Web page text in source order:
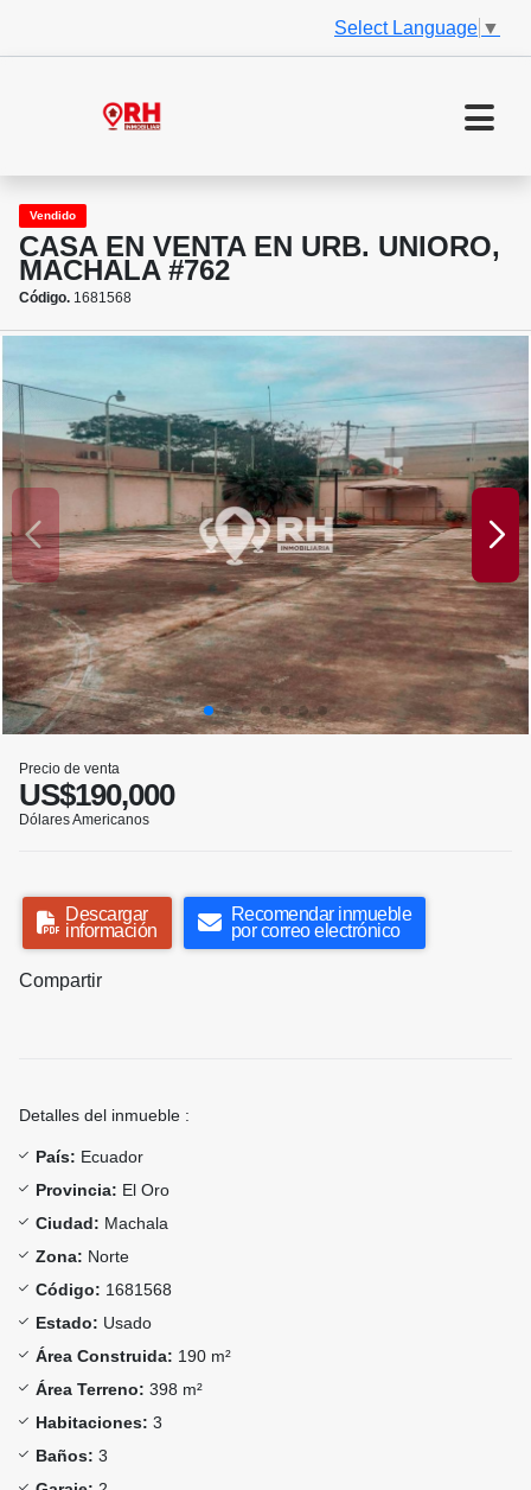
Select Language ▼
Vendido
CASA EN VENTA EN URB. UNIORO,
MACHALA #762
Código. 1681568
Precio de venta
US$190,000
Dólares Americanos
Descargar
información
Recomendar inmueble
por correo electrónico
Compartir
Detalles del inmueble :
País: Ecuador
Provincia: El Oro
Ciudad: Machala
Zona: Norte
Código: 1681568
Estado: Usado
Área Construida: 190 m²
Área Terreno: 398 m²
Habitaciones: 3
Baños: 3